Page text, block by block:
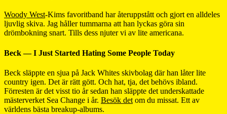
Woody West-Kims favoritband har återuppstått och gjort en alldeles
ljuvlig skiva. Jag håller tummarna att han lyckas göra sin
drömbokning snart. Tills dess njuter vi av lite americana.
Beck — I Just Started Hating Some People Today
Beck släppte en sjua på Jack Whites skivbolag där han låter lite
country igen. Det är rätt gött. Och hat, tja, det behövs ibland.
Förresten är det visst tio år sedan han släppte det underskattade
mästerverket Sea Change i år. Besök det om du missat. Ett av
världens bästa breakup-albums.